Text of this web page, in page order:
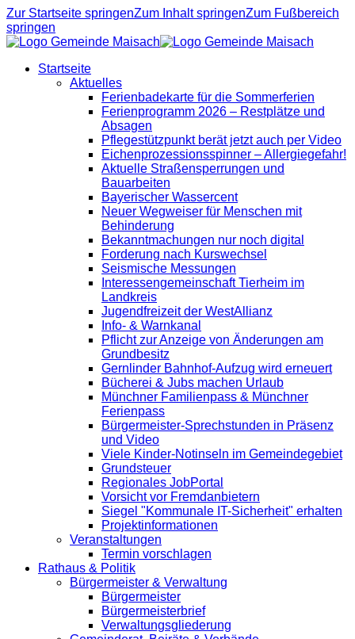
Zur Startseite springenZum Inhalt springenZum Fußbereich
springen
Startseite
Aktuelles
Ferienbadekarte für die Sommerferien
Ferienprogramm 2026 – Restplätze und
Absagen
Pflegestützpunkt berät jetzt auch per Video
Eichenprozessionsspinner – Allergiegefahr!
Aktuelle Straßensperrungen und
Bauarbeiten
Bayerischer Wassercent
Neuer Wegweiser für Menschen mit
Behinderung
Bekanntmachungen nur noch digital
Forderung nach Kurswechsel
Seismische Messungen
Interessengemeinschaft Tierheim im
Landkreis
Jugendfreizeit der WestAllianz
Info- & Warnkanal
Pflicht zur Anzeige von Änderungen am
Grundbesitz
Gernlinder Bahnhof-Aufzug wird erneuert
Bücherei & Jubs machen Urlaub
Münchner Familienpass & Münchner
Ferienpass
Bürgermeister-Sprechstunden in Präsenz
und Video
Viele Kinder-Notinseln im Gemeindegebiet
Grundsteuer
Regionales JobPortal
Vorsicht vor Fremdanbietern
Siegel "Kommunale IT-Sicherheit" erhalten
Projektinformationen
Veranstaltungen
Termin vorschlagen
Rathaus & Politik
Bürgermeister & Verwaltung
Bürgermeister
Bürgermeisterbrief
Verwaltungsgliederung